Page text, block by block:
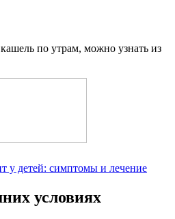
по утрам, можно узнать из
у детей: симптомы и лечение
условиях